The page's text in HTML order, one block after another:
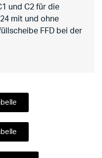
und C2 für die
mit und ohne
FFD bei der